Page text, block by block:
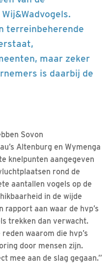
terreinbeherende
maar zeker
is daarbij de
Sovon
Altenburg en Wymenga
knelpunten aangegeven
rond de
aantallen vogels op de
in de wijde
rapport aan waar de hvp’s
trekken dan verwacht.
waarom die hvp’s
door mensen zijn.
mee aan de slag gegaan.”